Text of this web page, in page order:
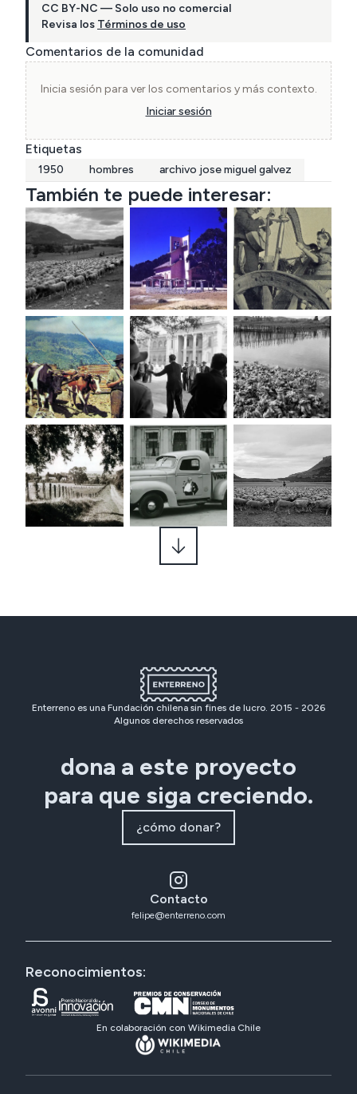
CC BY-NC — Solo uso no comercial
Revisa los Términos de uso
Comentarios de la comunidad
Inicia sesión para ver los comentarios y más contexto.
Iniciar sesión
Etiquetas
1950 hombres archivo jose miguel galvez
También te puede interesar:
Enterreno es una Fundación chilena sin fines de lucro. 2015 - 2026
Algunos derechos reservados
dona a este proyecto
para que siga creciendo.
¿cómo donar?
Contacto
felipe@enterreno.com
Reconocimientos:
En colaboración con Wikimedia Chile